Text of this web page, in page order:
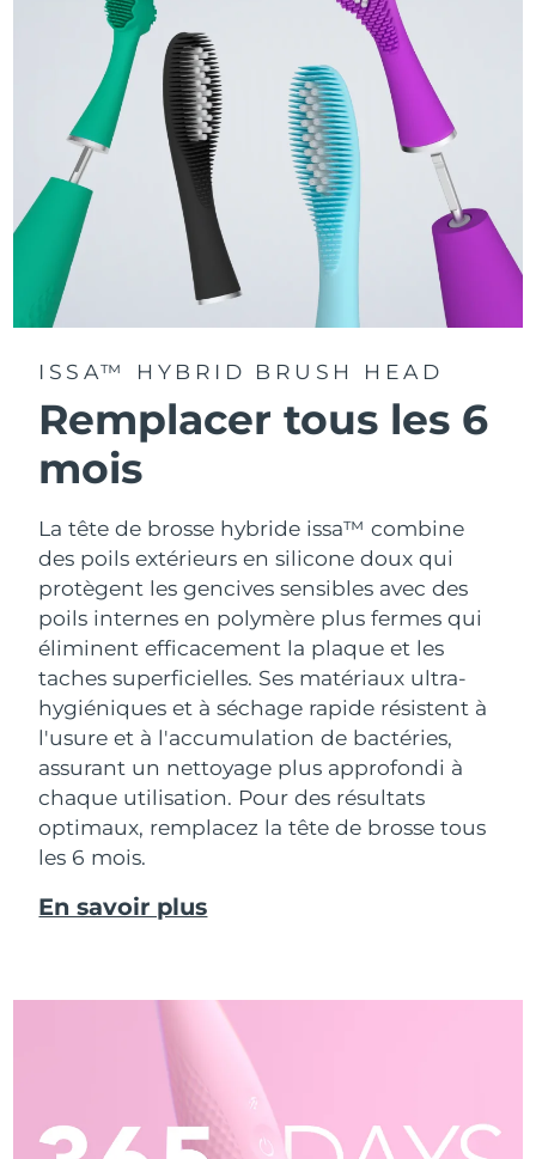
Accédez à des modes de brossage personnalisés via
l'application FOREO For You.
ISSA™ HYBRID BRUSH HEAD
Remplacer tous les 6
mois
La tête de brosse hybride issa™ combine
des poils extérieurs en silicone doux qui
protègent les gencives sensibles avec des
poils internes en polymère plus fermes qui
éliminent efficacement la plaque et les
taches superficielles. Ses matériaux ultra-
hygiéniques et à séchage rapide résistent à
l'usure et à l'accumulation de bactéries,
assurant un nettoyage plus approfondi à
chaque utilisation. Pour des résultats
optimaux, remplacez la tête de brosse tous
les 6 mois.
En savoir plus